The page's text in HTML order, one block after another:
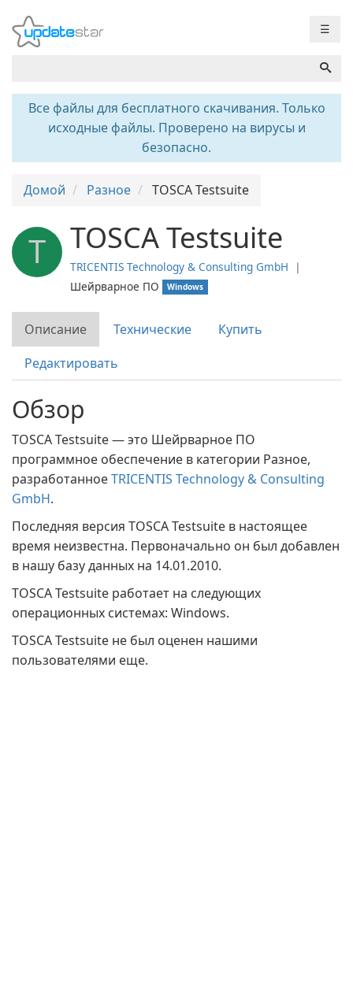
☰
Все файлы для бесплатного скачивания. Только
исходные файлы. Проверено на вирусы и
безопасно.
Домой Разное TOSCA Testsuite
T TOSCA Testsuite
TRICENTIS Technology & Consulting GmbH
❘
Шейрварное ПО
Windows
Описание Технические
Купить
Редактировать
Обзор
TOSCA Testsuite — это Шейрварное ПО
программное обеспечение в категории Разное,
разработанноеTRICENTIS Technology & Consulting
GmbH.
Последняя версия TOSCA Testsuite в настоящее
время неизвестна. Первоначально он был добавлен
в нашу базу данных на 14.01.2010.
TOSCA Testsuite работает на следующих
операционных системах: Windows.
TOSCA Testsuite не был оценен нашими
пользователями еще.